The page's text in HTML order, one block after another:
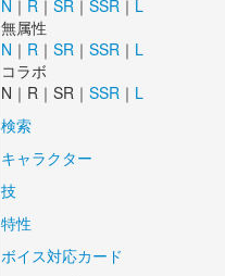
N ｜ R ｜ SR ｜ SSR ｜ L
無属性
N ｜ R ｜ SR ｜ SSR ｜ L
コラボ
N｜R｜SR｜ SSR ｜ L
検索
キャラクター
技
特性
ボイス対応カード